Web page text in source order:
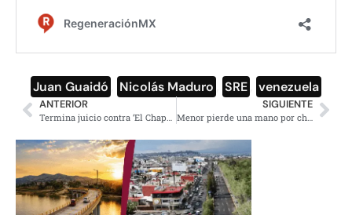
Juan Guaidó Nicolás Maduro SRE venezuela
ANTERIOR SIGUIENTE